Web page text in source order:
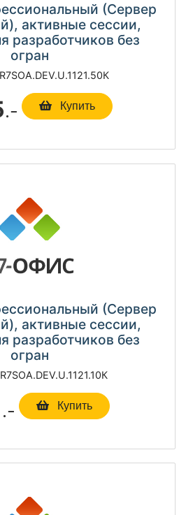
(Сервер
активные сессии,
разработчиков без
огран
R7SOА.DEV.U.1121.50К
.- Купить
(Сервер
активные сессии,
разработчиков без
огран
R7SOА.DEV.U.1121.10К
.- Купить